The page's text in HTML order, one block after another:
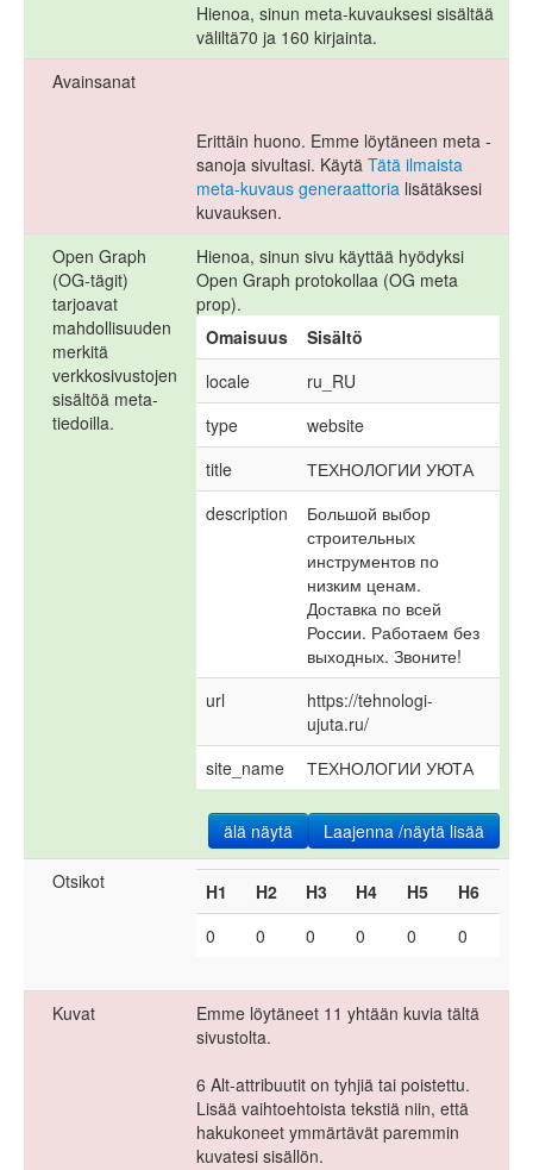
Hienoa, sinun meta-kuvauksesi sisältää
väliltä70 ja 160 kirjainta.
Avainsanat
Erittäin huono. Emme löytäneen meta -
sanoja sivultasi. Käytä Tätä ilmaista
meta-kuvaus generaattoria lisätäksesi
kuvauksen.
Open Graph
(OG-tägit)
tarjoavat
mahdollisuuden
merkitä
verkkosivustojen
sisältöä meta-
tiedoilla.
Hienoa, sinun sivu käyttää hyödyksi
Open Graph protokollaa (OG meta
prop).
Omaisuus
Sisältö
locale
ru_RU
type
website
title
ТЕХНОЛОГИИ УЮТА
description
Большой выбор
строительных
инструментов по
низким ценам.
Доставка по всей
России. Работаем без
выходных. Звоните!
url
https://tehnologi-
ujuta.ru/
site_name
ТЕХНОЛОГИИ УЮТА
Laajenna /näytä lisää
älä näytä
Otsikot H1 H2 H3 H4 H5
H6
0
0 0 0 0 0
Kuvat
Emme löytäneet 11 yhtään kuvia tältä
sivustolta.
6 Alt-attribuutit on tyhjiä tai poistettu.
Lisää vaihtoehtoista tekstiä niin, että
hakukoneet ymmärtävät paremmin
kuvatesi sisällön.